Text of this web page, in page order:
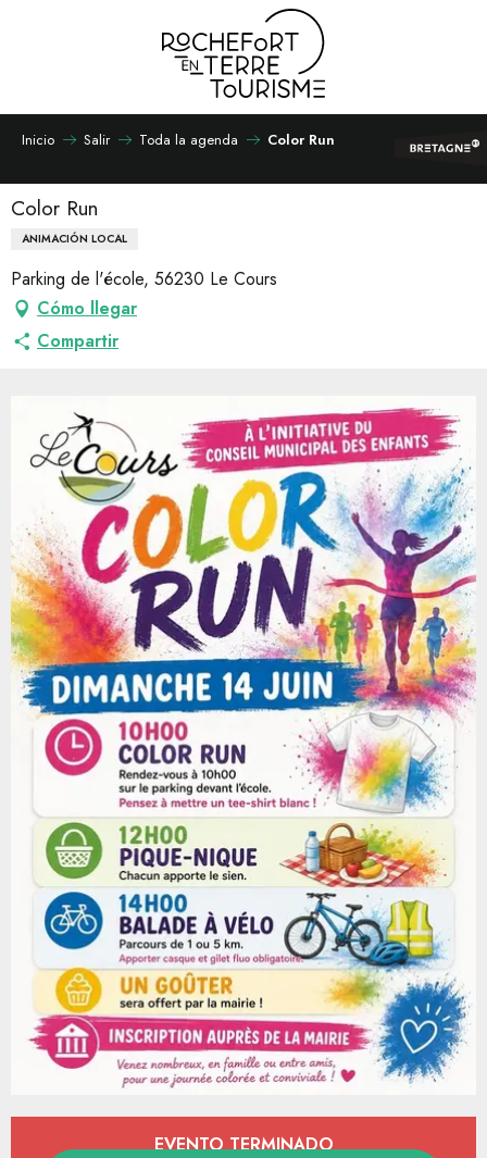
Inicio Salir Toda la agenda Color Run
Color Run
ANIMACIÓN LOCAL
Parking de l'école, 56230 Le Cours
Cómo llegar
Compartir
Horarios y datos de contacto
EVENTO TERMINADO